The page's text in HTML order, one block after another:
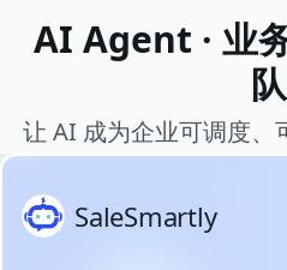
AI Agent · 业
队
让 AI 成为企业可调度、
团